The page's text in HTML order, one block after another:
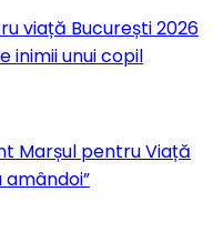
viață București 2026
inimii unui copil
Marșul pentru Viață